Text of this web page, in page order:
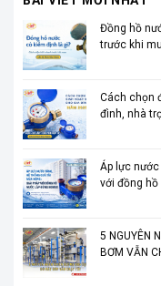
Đồng hồ
trước khi
Cách chọn
đình, nhà
Áp lực
với đồng hồ
5 NGUYÊN
BƠM VẪN